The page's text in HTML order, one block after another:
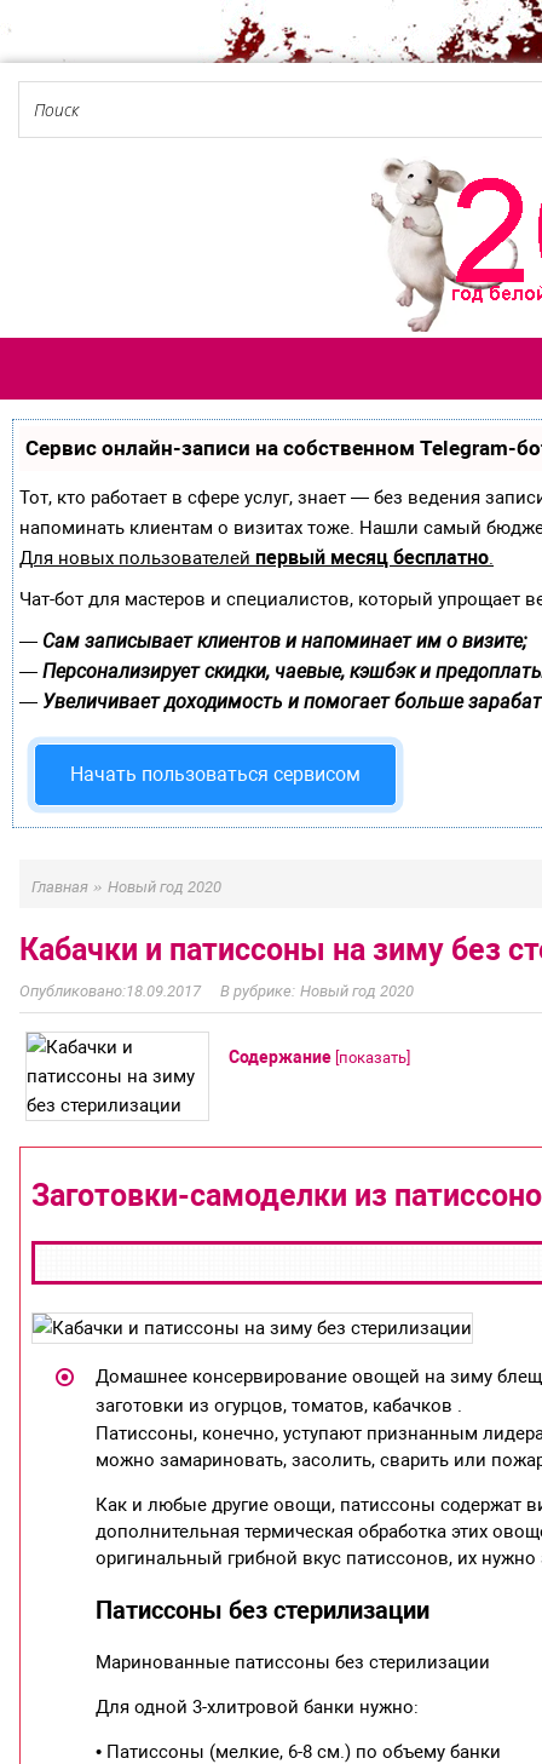
Сервис онлайн-записи на собственном Telegram-
Тот, кто работает в сфере услуг, знает — без ведения
напоминать клиентам о визитах тоже. Нашли самый
Для новых пользователей первый месяц бесплатно.
Чат-бот для мастеров и специалистов, который упрощает
— Сам записывает клиентов и напоминает им о визите;
— Персонализирует скидки, чаевые, кэшбэк и
— Увеличивает доходимость и помогает больше
Начать пользоваться сервисом
Главная » Новый год 2020
Кабачки и патиссоны на зиму без
18.09.2017 Новый год 2020
Содержание [показать]
Заготовки-самоделки из
Домашнее консервирование овощей на зиму
заготовки из огурцов, томатов, кабачков .
Патиссоны, конечно, уступают признанным
можно замариновать, засолить, сварить или
Как и любые другие овощи, патиссоны содержат
дополнительная термическая обработка этих
оригинальный грибной вкус патиссонов, их нужно
Патиссоны без стерилизации
Маринованные патиссоны без стерилизации
Для одной 3-хлитровой банки нужно:
• Патиссоны (мелкие, 6-8 см.) по объему банки